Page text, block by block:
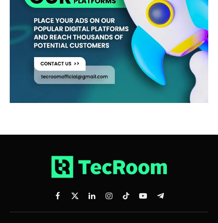
Facebook
X
(Twitter)
LinkedInInstagram
TikTokYouTubeTelegram